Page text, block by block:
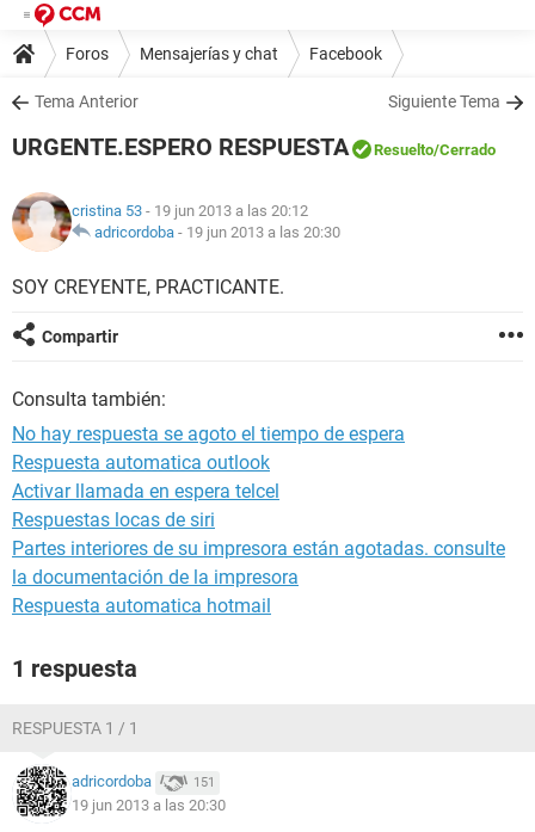
Foros Mensajerías y chat Facebook
Tema Anterior Siguiente Tema
URGENTE.ESPERO RESPUESTA Resuelto/Cerrado
cristina 53 - 19 jun 2013 a las 20:12
adricordoba - 19 jun 2013 a las 20:30
SOY CREYENTE, PRACTICANTE.
Compartir
Consulta también:
No hay respuesta se agoto el tiempo de espera
Respuesta automatica outlook
Activar llamada en espera telcel
Respuestas locas de siri
Partes interiores de su impresora están agotadas. consulte
la documentación de la impresora
Respuesta automatica hotmail
1 respuesta
RESPUESTA 1 / 1
adricordoba 151
19 jun 2013 a las 20:30